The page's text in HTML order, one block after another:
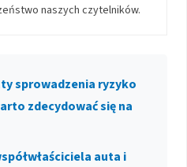
naszych czytelników.
sprowadzenia ryzyko
zdecydować się na
auta i